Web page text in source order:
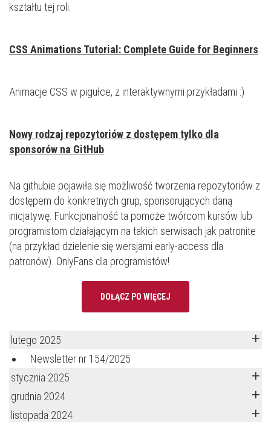
kształtu tej roli.
CSS Animations Tutorial: Complete Guide for Beginners
Animacje CSS w pigułce, z interaktywnymi przykładami :)
Nowy rodzaj repozytoriów z dostępem tylko dla
sponsorów na GitHub
Na githubie pojawiła się możliwość tworzenia repozytoriów z
dostępem do konkretnych grup, sponsorujących daną
inicjatywę. Funkcjonalność ta pomoże twórcom kursów lub
programistom działającym na takich serwisach jak patronite
(na przykład dzielenie się wersjami early-access dla
patronów). OnlyFans dla programistów!
DOŁĄCZ PO WIĘCEJ
lutego 2025
Newsletter nr 154/2025
stycznia 2025
grudnia 2024
listopada 2024